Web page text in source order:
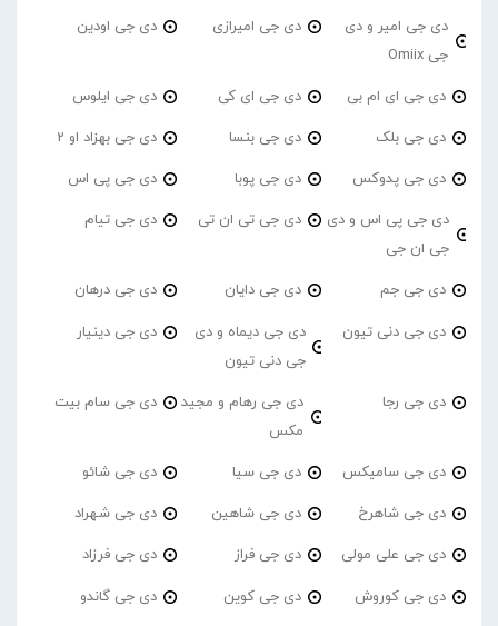
دی جی امیر و دی
جی Omiix
دی جی امیرازی دی جی اودین
دی جی ای ام بی دی جی ای کی دی جی ایلوس
دی جی بلک دی جی بنسا دی جی بهزاد او 2
دی جی پدوکس دی جی پوبا دی جی پی اس
دی جی پی اس و دی
جی ان جی
دی جی تی ان تی دی جی تیام
دی جی جم دی جی دایان دی جی درهان
دی جی دنی تیون
دی جی دیماه و دی
جی دنی تیون
دی جی دینیار
دی جی رجا
دی جی رهام و مجید
مکس
دی جی سام بیت
دی جی سامیکس دی جی سیا دی جی شائو
دی جی شاهرخ دی جی شاهین دی جی شهراد
دی جی علی مولی دی جی فراز دی جی فرزاد
دی جی کوروش دی جی کوین دی جی گاندو